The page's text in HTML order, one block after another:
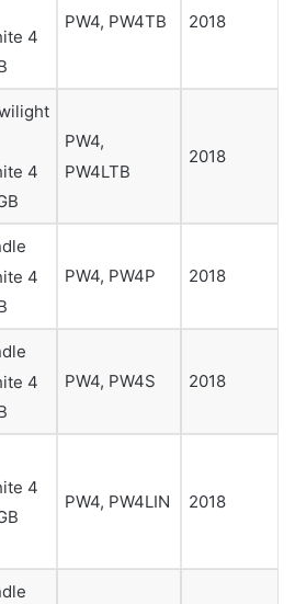
4
PW4, PW4TB 2018
4
PW4,
PW4LTB
2018
4
PW4, PW4P 2018
4
PW4, PW4S 2018
4
PW4, PW4LIN 2018